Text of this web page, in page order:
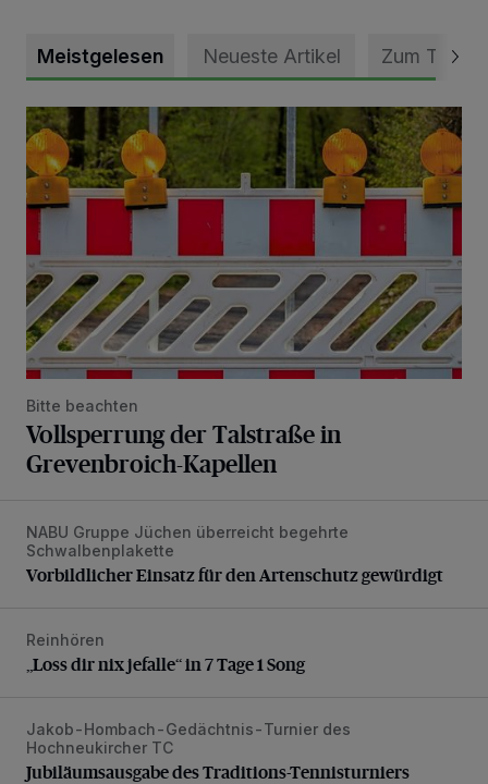
Meistgelesen Neueste Artikel Zum Thema
Vollsperrung der Talstraße in Grevenbroich-Kapellen
Bitte beachten
Vollsperrung der Talstraße in
Grevenbroich-Kapellen
Vorbildlicher Einsatz für den Artenschutz gewürdigt
NABU Gruppe Jüchen überreicht begehrte
Schwalbenplakette
Vorbildlicher Einsatz für den Artenschutz gewürdigt
„Loss dir nix jefalle“ in 7 Tage 1 Song
Reinhören
„Loss dir nix jefalle“ in 7 Tage 1 Song
Jubiläumsausgabe des Traditions-Tennisturniers
Jakob-Hombach-Gedächtnis-Turnier des
Hochneukircher TC
Jubiläumsausgabe des Traditions-Tennisturniers